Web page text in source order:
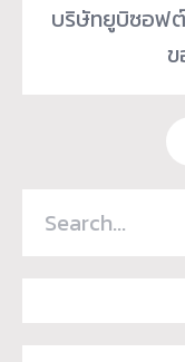
บริษัทยูบิซอฟต์